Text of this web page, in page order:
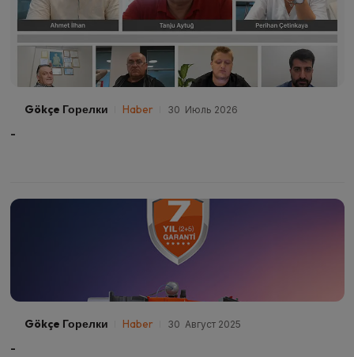
Gökçe Горелки Haber 30 Июль 2026
-
Gökçe Горелки Haber 30 Август 2025
-